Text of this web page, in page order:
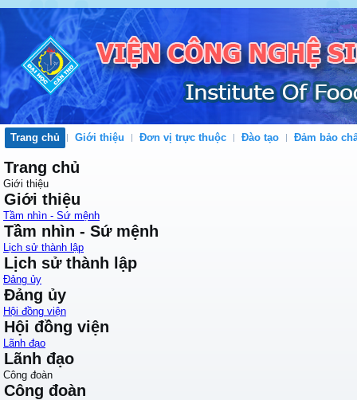
Trang chủ Giới thiệu Đơn vị trực thuộc Đào tạo Đảm bảo
Trang chủ
Giới thiệu
Giới thiệu
Tầm nhìn - Sứ mệnh
Tầm nhìn - Sứ mệnh
Lịch sử thành lập
Lịch sử thành lập
Đảng ủy
Đảng ủy
Hội đồng viện
Hội đồng viện
Lãnh đạo
Lãnh đạo
Công đoàn
Công đoàn